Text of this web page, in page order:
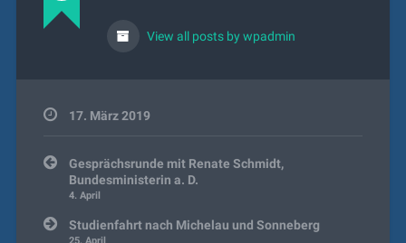
View all posts by wpadmin
17. März 2019
Beitragsnavigation
Gesprächsrunde mit Renate Schmidt,
Bundesministerin a. D.
4. April
Studienfahrt nach Michelau und Sonneberg
25. April